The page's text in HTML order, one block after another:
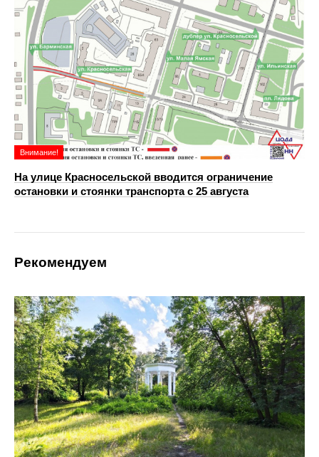
Внимание!
На улице Красносельской вводится ограничение
остановки и стоянки транспорта с 25 августа
Рекомендуем